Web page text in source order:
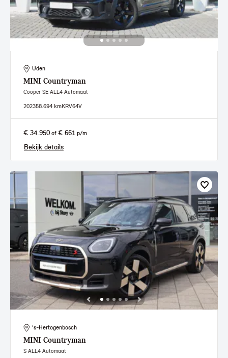
Uden
MINI Countryman
Cooper SE ALL4 Automaat
202358.694 kmKRV64V
€ 34.950 of € 661 p/m
Bekijk details
's-Hertogenbosch
MINI Countryman
S ALL4 Automaat